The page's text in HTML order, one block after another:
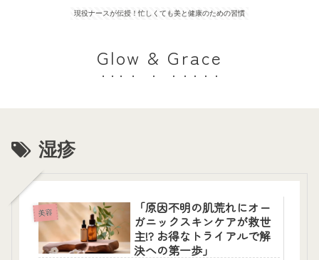
現役ナースが伝授！忙しくても美と健康のための習慣
Glow & Grace
湿疹
美容
「原因不明の肌荒れにオー
ガニックスキンケアが救世
主!? お得なトライアルで解
決への第一歩」